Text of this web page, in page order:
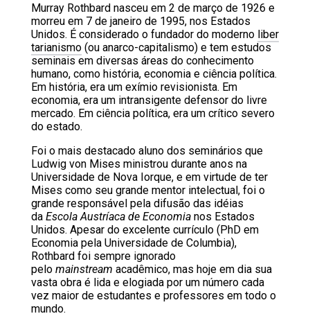
Murray Rothbard nasceu em 2 de março de 1926 e
morreu em 7 de janeiro de 1995, nos Estados
Unidos. É considerado o fundador do moderno liber
tarianismo(ou anarco-capitalismo) e tem estudos
seminais em diversas áreas do conhecimento
humano, como história, economia e ciência política.
Em história, era um exímio revisionista. Em
economia, era um intransigente defensor do livre
mercado. Em ciência política, era um crítico severo
do estado.
Foi o mais destacado aluno dos seminários que
Ludwig von Mises ministrou durante anos na
Universidade de Nova Iorque, e em virtude de ter
Mises como seu grande mentor intelectual, foi o
grande responsável pela difusão das idéias
da Escola Austríaca de Economianos Estados
Unidos. Apesar do excelente currículo (PhD em
Economia pela Universidade de Columbia),
Rothbard foi sempre ignorado
pelo mainstream acadêmico, mas hoje em dia sua
vasta obra é lida e elogiada por um número cada
vez maior de estudantes e professores em todo o
mundo.